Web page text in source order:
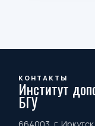
КОНТАКТЫ
Институт
БГУ
664003, г.